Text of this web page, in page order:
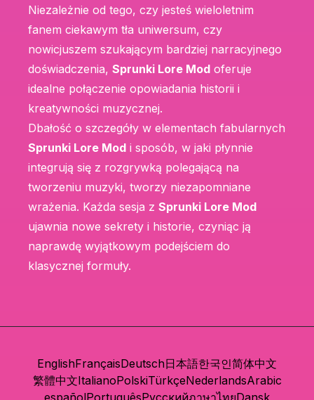
Niezależnie od tego, czy jesteś wieloletnim
fanem ciekawym tła uniwersum, czy
nowicjuszem szukającym bardziej narracyjnego
doświadczenia, Sprunki Lore Mod oferuje
idealne połączenie opowiadania historii i
kreatywności muzycznej.
Dbałość o szczegóły w elementach fabularnych
Sprunki Lore Mod i sposób, w jaki płynnie
integrują się z rozgrywką polegającą na
tworzeniu muzyki, tworzy niezapomniane
wrażenia. Każda sesja z Sprunki Lore Mod
ujawnia nowe sekrety i historie, czyniąc ją
naprawdę wyjątkowym podejściem do
klasycznej formuły.
EnglishFrançaisDeutsch日本語한국인简体中文
繁體中文ItalianoPolskiTürkçeNederlandsArabic
españolPortuguêsРусскийภาษาไทยDansk